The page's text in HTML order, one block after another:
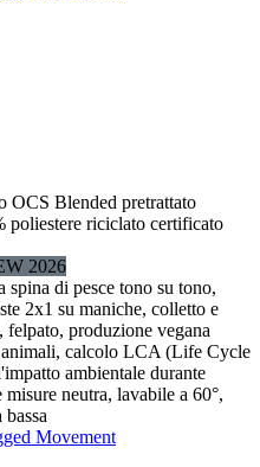
OCS Blended pretrattato
poliestere riciclato certificato
2026
di pesce tono su tono,
2x1 su maniche, colletto e
produzione vegana
animali, calcolo LCA (Life Cycle
ambientale durante
neutra, lavabile a 60°,
Movement